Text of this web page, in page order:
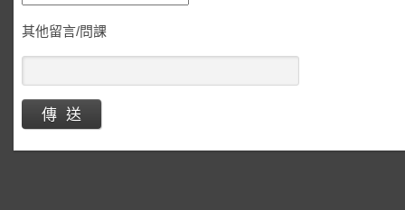
其他留言/問課